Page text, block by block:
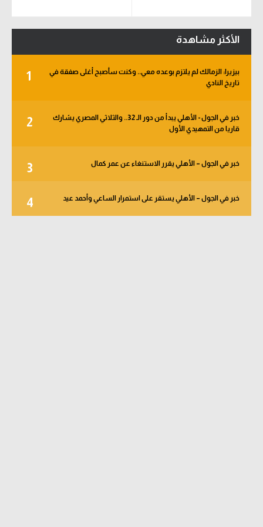
الأكثر مشاهدة
1
بيزيرا: الزمالك لم يلتزم بوعده معي.. وكنت سأصبح أغلى صفقة في
تاريخ النادي
2
خبر في الجول - الأهلي يبدأ من دور الـ 32.. والثلاثي المصري يشارك
قاريا من التمهيدي الأول
3 خبر في الجول – الأهلي يقرر الاستنغاء عن عمر كمال
4 خبر في الجول – الأهلي يستقر على استمرار الساعي وأحمد عيد